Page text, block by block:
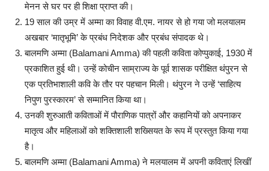
मेनन से घर पर ही शिक्षा प्राप्त की।
19 साल की उम्र में अम्मा का विवाह वी.एम. नायर से हो गया जो मलयालम
अखबार ‘मातृभूमि’ के प्रबंध निदेशक और प्रबंध संपादक थे।
बालमणि अम्मा (Balamani Amma) की पहली कविता कोप्पुकाई, 1930 में
प्रकाशित हुई थी। उन्हें कोचीन साम्राज्य के पूर्व शासक परीक्षित थंपुरन से
एक प्रतिभाशाली कवि के तौर पर पहचान मिली। थंपुरन ने उन्हें ‘साहित्य
निपुण पुरस्कारम’ से सम्मानित किया था।
उनकी शुरुआती कविताओं में पौराणिक पात्रों और कहानियों को अपनाकर
मातृत्व और महिलाओं को शक्तिशाली शख्सियत के रूप में प्रस्तुत किया गया
है।
बालमणि अम्मा (Balamani Amma) ने मलयालम में अपनी कविताएं लिखीं